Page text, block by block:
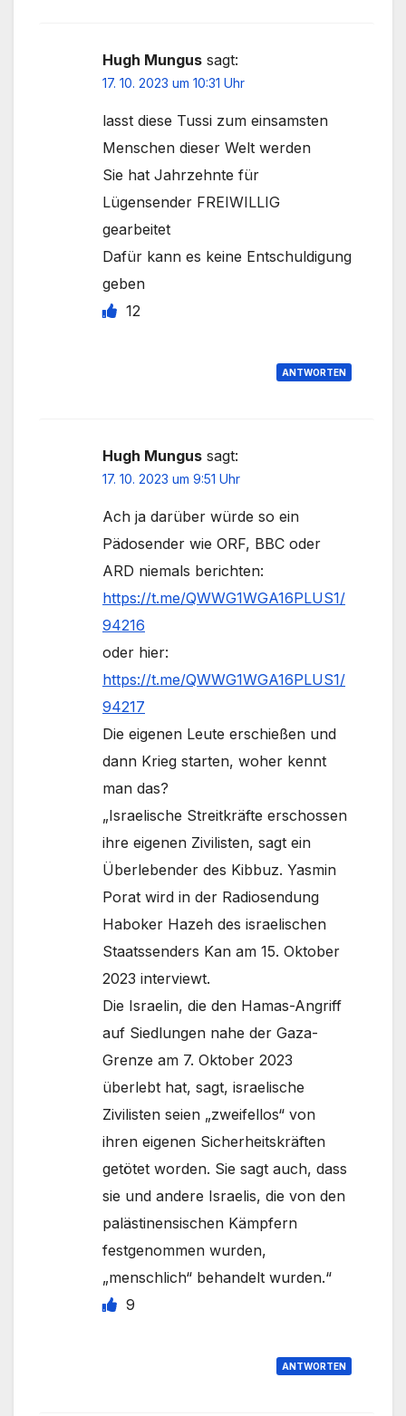
Hugh Mungus sagt:
17. 10. 2023 um 10:31 Uhr
lasst diese Tussi zum einsamsten
Menschen dieser Welt werden
Sie hat Jahrzehnte für
Lügensender FREIWILLIG
gearbeitet
Dafür kann es keine Entschuldigung
geben
12
ANTWORTEN
Hugh Mungus sagt:
17. 10. 2023 um 9:51 Uhr
Ach ja darüber würde so ein
Pädosender wie ORF, BBC oder
ARD niemals berichten:
https://t.me/QWWG1WGA16PLUS1/
94216
oder hier:
https://t.me/QWWG1WGA16PLUS1/
94217
Die eigenen Leute erschießen und
dann Krieg starten, woher kennt
man das?
„Israelische Streitkräfte erschossen
ihre eigenen Zivilisten, sagt ein
Überlebender des Kibbuz. Yasmin
Porat wird in der Radiosendung
Haboker Hazeh des israelischen
Staatssenders Kan am 15. Oktober
2023 interviewt.
Die Israelin, die den Hamas-Angriff
auf Siedlungen nahe der Gaza-
Grenze am 7. Oktober 2023
überlebt hat, sagt, israelische
Zivilisten seien „zweifellos“ von
ihren eigenen Sicherheitskräften
getötet worden. Sie sagt auch, dass
sie und andere Israelis, die von den
palästinensischen Kämpfern
festgenommen wurden,
„menschlich“ behandelt wurden.“
9
ANTWORTEN